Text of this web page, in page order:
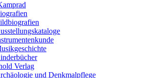
Verlag
und Denkmalpflege